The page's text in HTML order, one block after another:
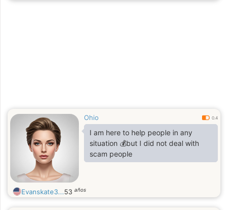
Ohio 0.4
I am here to help people in any
situation 💰but I did not deal with
scam people
Evanskate3...53 años